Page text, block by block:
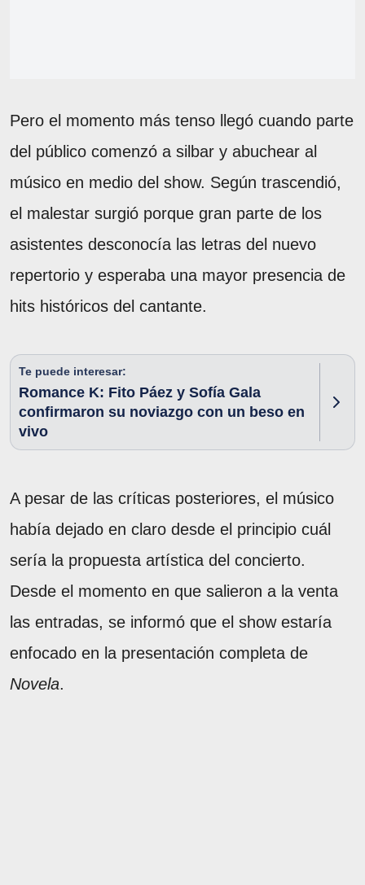
Pero el momento más tenso llegó cuando parte
del público comenzó a silbar y abuchear al
músico en medio del show. Según trascendió,
el malestar surgió porque gran parte de los
asistentes desconocía las letras del nuevo
repertorio y esperaba una mayor presencia de
hits históricos del cantante.
Te puede interesar:
Romance K: Fito Páez y Sofía Gala
confirmaron su noviazgo con un beso en
vivo
A pesar de las críticas posteriores, el músico
había dejado en claro desde el principio cuál
sería la propuesta artística del concierto.
Desde el momento en que salieron a la venta
las entradas, se informó que el show estaría
enfocado en la presentación completa de
Novela.